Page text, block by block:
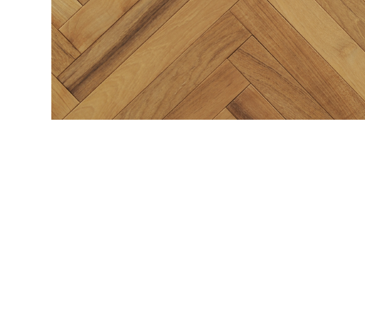
フローリングの違いと特徴
フローリングを探す
室内ドア／室内窓
内装壁材